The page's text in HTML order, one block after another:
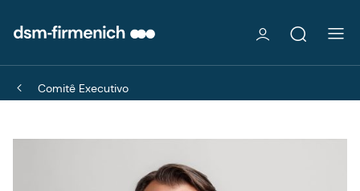
Comitê Executivo